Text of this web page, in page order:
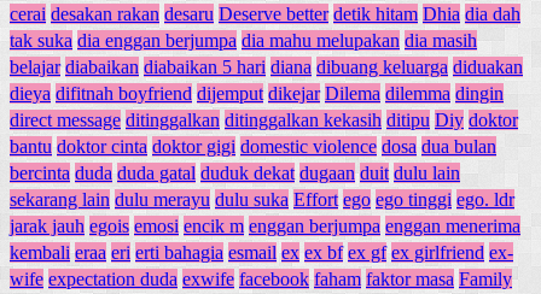
cerai desakan rakan desaru Deserve better detik hitam Dhia dia dah
tak suka dia enggan berjumpa dia mahu melupakan dia masih
belajar diabaikan diabaikan 5 hari diana dibuang keluarga diduakan
dieya difitnah boyfriend dijemput dikejar Dilema dilemma dingin
direct message ditinggalkan ditinggalkan kekasih ditipu Diy doktor
bantu doktor cinta doktor gigi domestic violence dosa dua bulan
bercinta duda duda gatal duduk dekat dugaan duit dulu lain
sekarang lain dulu merayu dulu suka Effort ego ego tinggi ego. ldr
jarak jauh egois emosi encik m enggan berjumpa enggan menerima
kembali eraa eri erti bahagia esmail ex ex bf ex gf ex girlfriend ex-
wife expectation duda exwife facebook faham faktor masa Family